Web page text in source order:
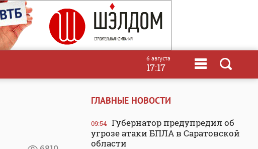
6 августа
17:17
ГЛАВНЫЕ НОВОСТИ
09:54 Губернатор предупредил об
угрозе атаки БПЛА в Саратовской
области